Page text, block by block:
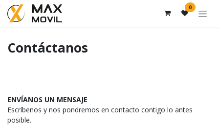
Ir al contenido 0
Contáctanos
ENVÍANOS UN MENSAJE
Escríbenos y nos pondremos en contacto contigo lo antes
posible.